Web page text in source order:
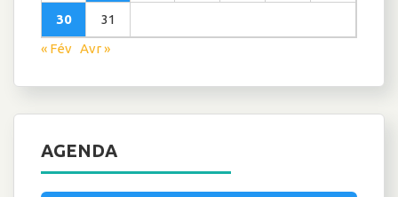
30
31
« Fév Avr »
AGENDA